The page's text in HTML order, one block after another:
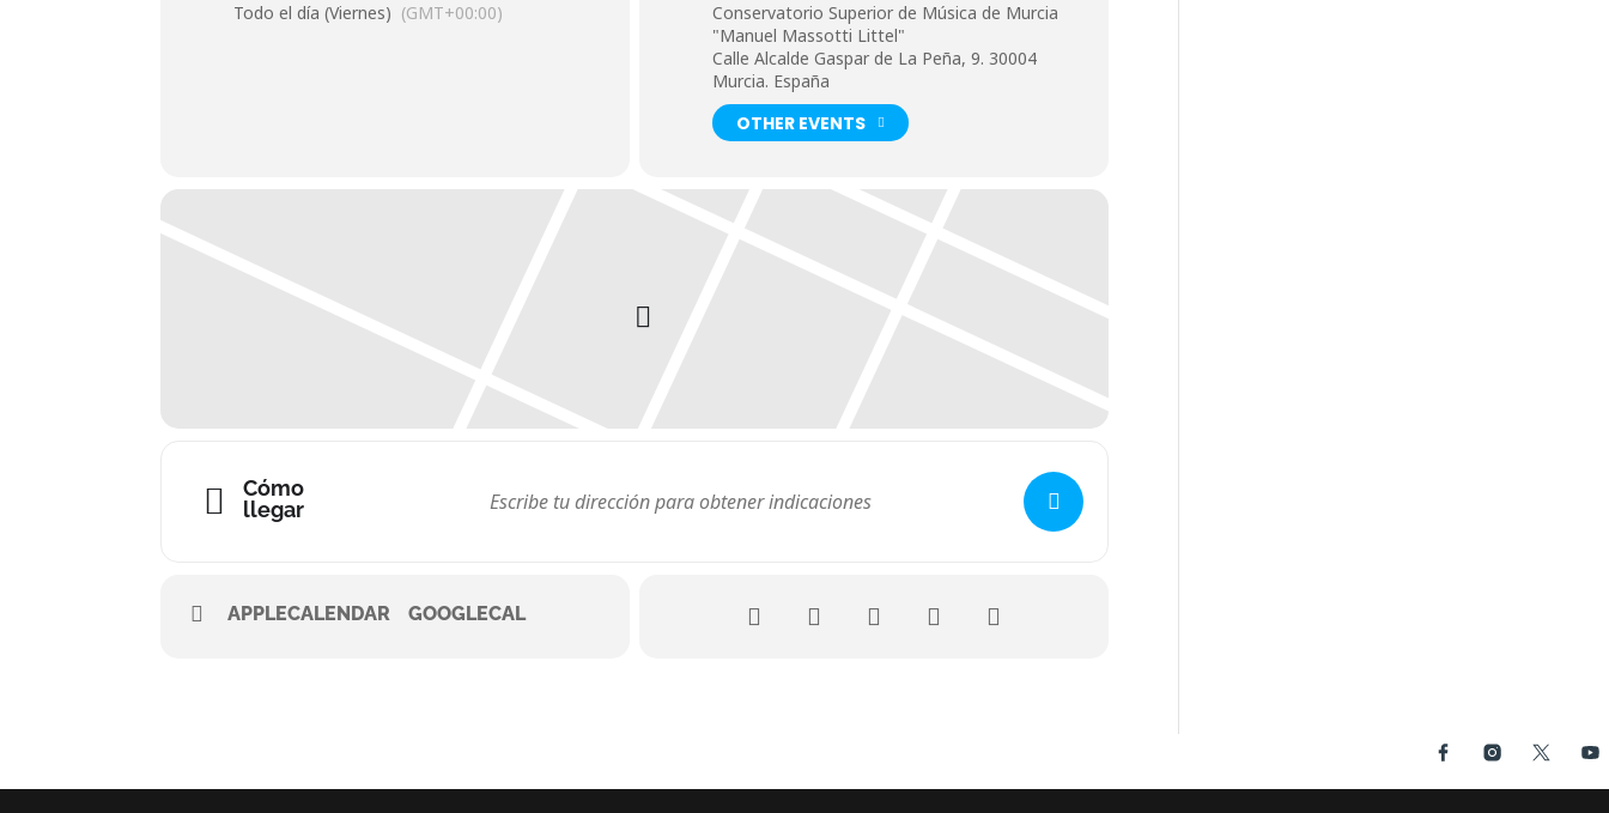
Todo el día (Viernes) (GMT+00:00)
Conservatorio Superior de Música de Murcia
"Manuel Massotti Littel"
Calle Alcalde Gaspar de La Peña, 9. 30004
Murcia. España
OTHER EVENTS
Cómo
llegar
APPLECALENDAR GOOGLECAL